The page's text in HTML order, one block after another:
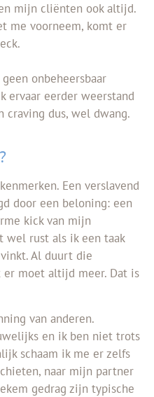
mijn cliënten ook altijd.
me voorneem, komt er
onbeheersbaar
ervaar eerder weerstand
dus, wel dwang.
Een verslavend
door een beloning: een
kick van mijn
wel rust als ik een taak
Al duurt die
moet altijd meer. Dat is
van anderen.
en ik ben niet trots
schaam ik me er zelfs
naar mijn partner
gedrag zijn typische